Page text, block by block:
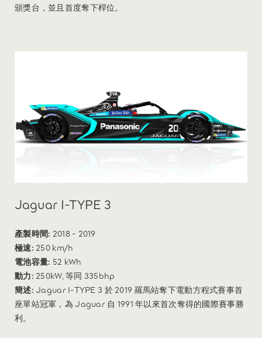
頒獎台，並且首度奪下桿位。
Jaguar I-TYPE 3
產製時間: 2018 - 2019
極速: 250 km/h
電池容量: 52 kWh
動力: 250kW, 等同 335bhp
簡述: Jaguar I-TYPE 3 於 2019 羅馬站奪下電動方程式賽事首
座單站冠軍，為 Jaguar 自 1991 年以來首次奪得的國際賽事勝
利。